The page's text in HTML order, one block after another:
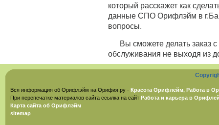
который расскажет как
данные СПО Орифлэйм в
вопросы.
Вы сможете делать заказ
обслуживания не выходя из
Вся информация об Орифлэйм на Орифия.ру - Красота Орифлейм, Работа в
При перепечатке материалов сайта ссылка на сайт Работа и карьера в
Карта сайта об Орифлэйм
sitemap